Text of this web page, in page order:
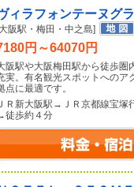
ィラフォンテーヌグ
阪駅・梅田・中之島]
円～64070円
阪駅や大阪梅田駅から徒歩圏
実。有名観光スポットへのア
点に最適です。
ＪＲ新大阪駅→ＪＲ京都線宝塚
徒歩約４分